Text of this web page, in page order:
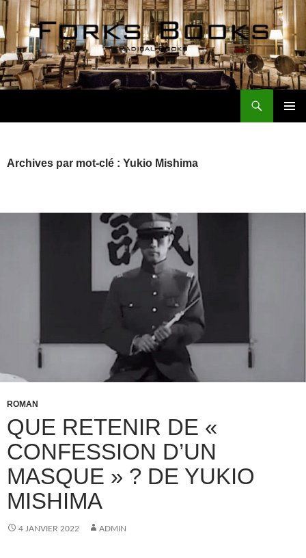
Aller
au
contenu
Archives par mot-clé : Yukio Mishima
ROMAN
QUE RETENIR DE «
CONFESSION D’UN
MASQUE » ? DE YUKIO
MISHIMA
4 JANVIER 2022 ADMIN